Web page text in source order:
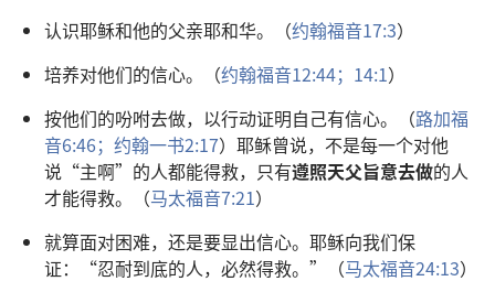
认识耶稣和他的父亲耶和华。（约翰福音17:3）
培养对他们的信心。（约翰福音12:44； 14:1）
按他们的吩咐去做，以行动证明自己有信心。（路加福
音6:46； 约翰一书2:17）耶稣曾说，不是每一个对他
说“主啊”的人都能得救，只有遵照天父旨意去做的人
才能得救。（马太福音7:21）
就算面对困难，还是要显出信心。耶稣向我们保
证：“忍耐到底的人，必然得救。”（马太福音24:13）